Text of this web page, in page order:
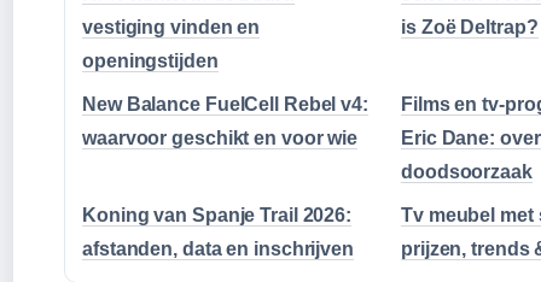
vestiging vinden en
openingstijden
is Zoë Deltrap?
New Balance FuelCell Rebel v4:
waarvoor geschikt en voor wie
Films en tv-
Eric Dane:
doodsoorzaak
Koning van Spanje Trail 2026:
afstanden, data en inschrijven
Tv meubel met
prijzen, trends